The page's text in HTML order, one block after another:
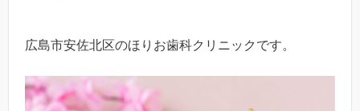
広島市安佐北区のほりお歯科クリニックです。